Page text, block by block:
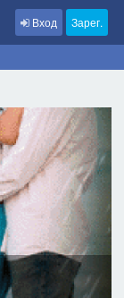
Вход Зарег.